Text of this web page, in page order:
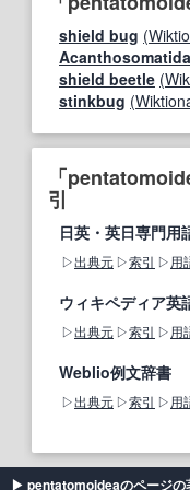
shield bug
shield beetle
stinkbug
「
引
日英・英日専門用
出典元 索引 用
ウィキペディア英
出典元 索引 用
Weblio例文辞書
出典元 索引 用
pentatomoideaのページの